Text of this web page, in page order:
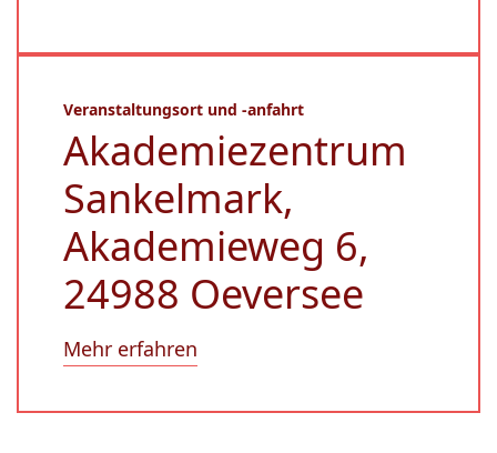
Veranstaltungsort und -anfahrt
Akademiezentrum
Sankelmark,
Akademieweg 6,
24988 Oeversee
Mehr erfahren